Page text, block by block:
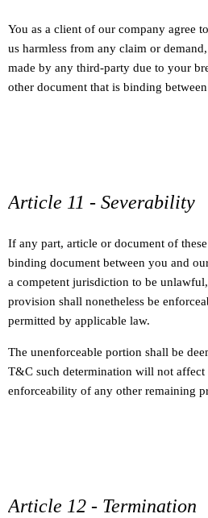
You as a client of our company agree
us harmless from any claim or
made by any third-party due to your
other document that is binding
Article 11 - Severability
If any part, article or document of
binding document between you and
a competent jurisdiction to be
provision shall nonetheless be
permitted by applicable law.
The unenforceable portion shall be
T&C such determination will not
enforceability of any other remaining
Article 12 - Termination